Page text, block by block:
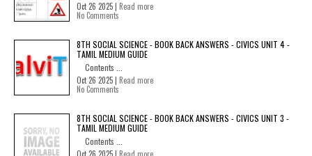
Oct 26 2025 | Read more
No Comments
8TH SOCIAL SCIENCE - BOOK BACK ANSWERS - CIVICS UNIT 4 -
TAMIL MEDIUM GUIDE
Contents ...
Oct 26 2025 | Read more
No Comments
8TH SOCIAL SCIENCE - BOOK BACK ANSWERS - CIVICS UNIT 3 -
TAMIL MEDIUM GUIDE
Contents ...